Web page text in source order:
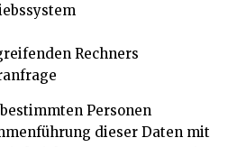
Rechners
Personen
dieser Daten mit